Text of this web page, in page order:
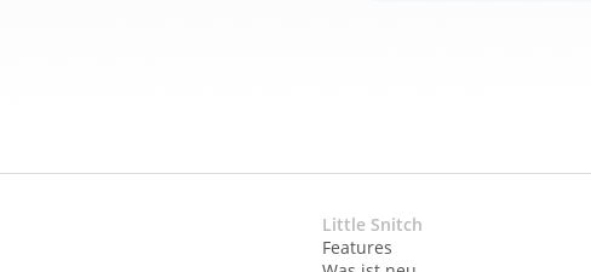
Little Snitch
Features